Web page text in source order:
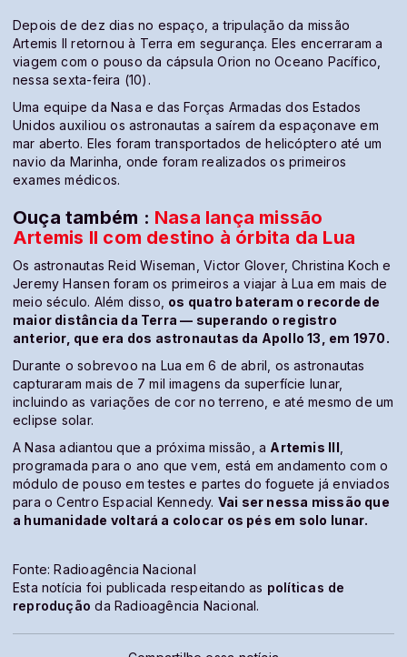
Depois de dez dias no espaço, a tripulação da missão
Artemis II retornou à Terra em segurança. Eles encerraram a
viagem com o pouso da cápsula Orion no Oceano Pacífico,
nessa sexta-feira (10).
Uma equipe da Nasa e das Forças Armadas dos Estados
Unidos auxiliou os astronautas a saírem da espaçonave em
mar aberto. Eles foram transportados de helicóptero até um
navio da Marinha, onde foram realizados os primeiros
exames médicos.
Ouça também : Nasa lança missão
Artemis II com destino à órbita da Lua
Os astronautas Reid Wiseman, Victor Glover, Christina Koch e
Jeremy Hansen foram os primeiros a viajar à Lua em mais de
meio século. Além disso, os quatro bateram o recorde de
maior distância da Terra — superando o registro
anterior, que era dos astronautas da Apollo 13, em 1970.
Durante o sobrevoo na Lua em 6 de abril, os astronautas
capturaram mais de 7 mil imagens da superfície lunar,
incluindo as variações de cor no terreno, e até mesmo de um
eclipse solar.
A Nasa adiantou que a próxima missão, a Artemis III
programada para o ano que vem, está em andamento com o
módulo de pouso em testes e partes do foguete já enviados
para o Centro Espacial Kennedy. Vai ser nessa missão que
a humanidade voltará a colocar os pés em solo lunar.
Fonte: Radioagência Nacional
Esta notícia foi publicada respeitando as políticas de
reprodução da Radioagência Nacional.